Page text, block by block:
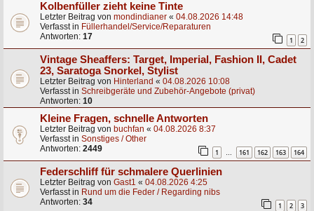
Kolbenfüller zieht keine Tinte
Letzter Beitrag von mondindianer « 04.08.2026 14:48
Verfasst in Füllerhandel/Service/Reparaturen
Antworten: 17 1 2
Vintage Sheaffers: Target, Imperial, Fashion II, Cadet
23, Saratoga Snorkel, Stylist
Letzter Beitrag von Hinterland « 04.08.2026 10:08
Verfasst in Schreibgeräte und Zubehör-Angebote (privat)
Antworten: 10
Kleine Fragen, schnelle Antworten
Letzter Beitrag von buchfan « 04.08.2026 8:37
Verfasst in Sonstiges / Other
Antworten: 2449 1 … 161 162 163 164
Federschliff für schmalere Querlinien
Letzter Beitrag von Gast1 « 04.08.2026 4:25
Verfasst in Rund um die Feder / Regarding nibs
Antworten: 34 1 2 3